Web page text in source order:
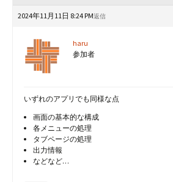
2024年11月11日 8:24 PM返信
haru
参加者
いずれのアプリでも同様な点
画面の基本的な構成
各メニューの処理
タブページの処理
出力情報
などなど…